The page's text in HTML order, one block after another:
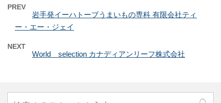
PREV
岩手発イーハトーブうまいもの専科 有限会社ティ
ー・エー・ジェイ
NEXT
World selection カナディアンリーフ株式会社